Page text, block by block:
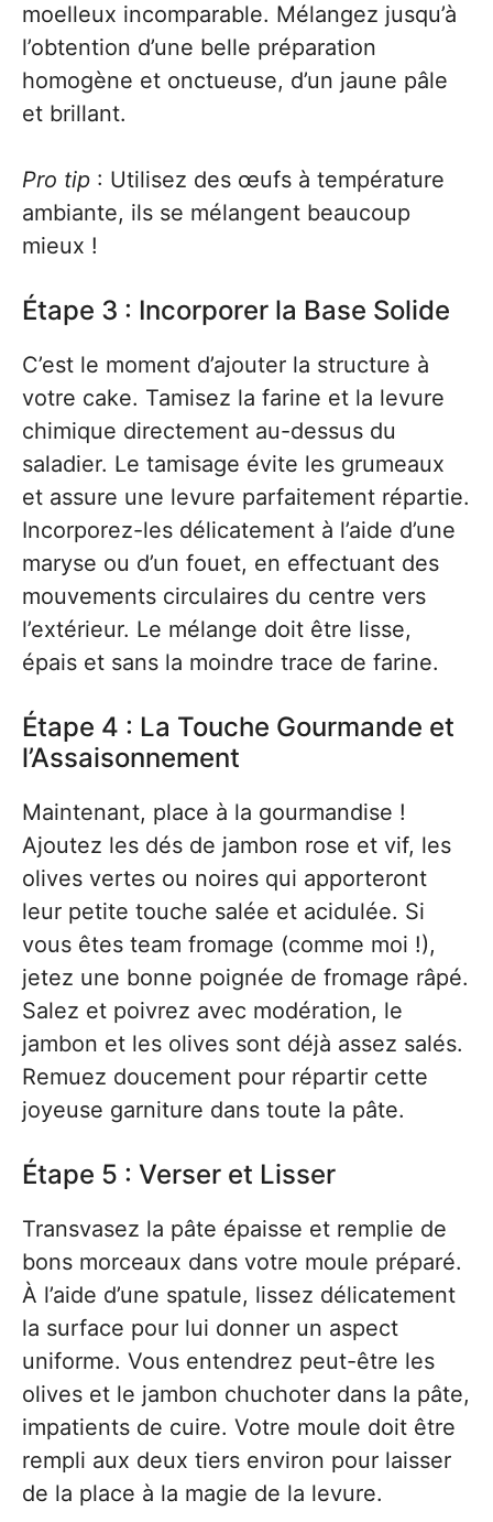
moelleux incomparable. Mélangez jusqu’à
l’obtention d’une belle préparation
homogène et onctueuse, d’un jaune pâle
et brillant.
Pro tip : Utilisez des œufs à température
ambiante, ils se mélangent beaucoup
mieux !
Étape 3 : Incorporer la Base Solide
C’est le moment d’ajouter la structure à
votre cake. Tamisez la farine et la levure
chimique directement au-dessus du
saladier. Le tamisage évite les grumeaux
et assure une levure parfaitement répartie.
Incorporez-les délicatement à l’aide d’une
maryse ou d’un fouet, en effectuant des
mouvements circulaires du centre vers
l’extérieur. Le mélange doit être lisse,
épais et sans la moindre trace de farine.
Étape 4 : La Touche Gourmande et
l’Assaisonnement
Maintenant, place à la gourmandise !
Ajoutez les dés de jambon rose et vif, les
olives vertes ou noires qui apporteront
leur petite touche salée et acidulée. Si
vous êtes team fromage (comme moi !),
jetez une bonne poignée de fromage râpé.
Salez et poivrez avec modération, le
jambon et les olives sont déjà assez salés.
Remuez doucement pour répartir cette
joyeuse garniture dans toute la pâte.
Étape 5 : Verser et Lisser
Transvasez la pâte épaisse et remplie de
bons morceaux dans votre moule préparé.
À l’aide d’une spatule, lissez délicatement
la surface pour lui donner un aspect
uniforme. Vous entendrez peut-être les
olives et le jambon chuchoter dans la pâte,
impatients de cuire. Votre moule doit être
rempli aux deux tiers environ pour laisser
de la place à la magie de la levure.